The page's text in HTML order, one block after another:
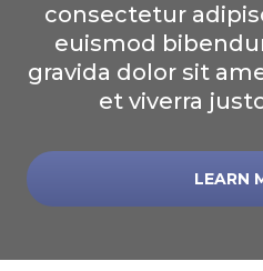
consectetur
euismod
gravida dolor sit
et viverra
LEARN